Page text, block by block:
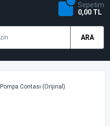
ARA
Sepetim
0,00 TL